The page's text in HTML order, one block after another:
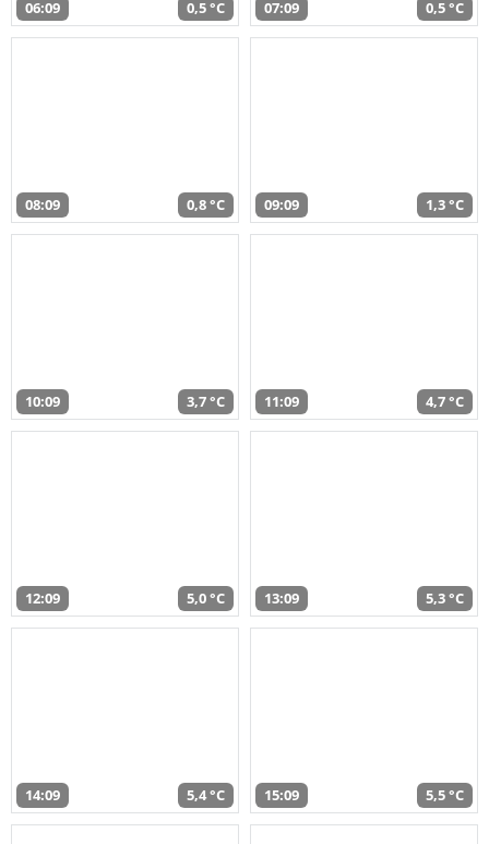
06:09 0,5 °C 07:09 0,5 °C
08:09 0,8 °C 09:09 1,3 °C
10:09 3,7 °C 11:09 4,7 °C
12:09 5,0 °C 13:09 5,3 °C
14:09 5,4 °C 15:09 5,5 °C